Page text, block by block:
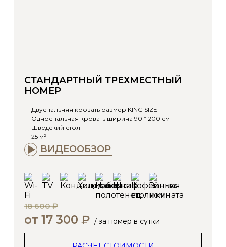
СТАНДАРТНЫЙ ТРЕХМЕСТНЫЙ
НОМЕР
Двуспальняя кровать размер KING SIZE
Односпальная кровать ширина 90 * 200 см
Шведский стол
25 м²
ВИДЕООБЗОР
18 600 ₽
от 17 300 ₽ / за номер в сутки